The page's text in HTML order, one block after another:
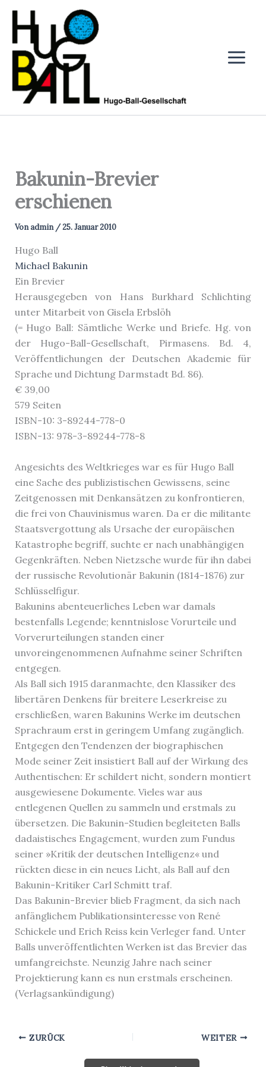
Zum
Inhalt
Bakunin-Brevier
erschienen
Vonadmin /25. Januar 2010
Hugo Ball
Michael Bakunin
Ein Brevier
Herausgegeben von Hans Burkhard Schlichting
unter Mitarbeit von Gisela Erbslöh
(= Hugo Ball: Sämtliche Werke und Briefe. Hg. von
der Hugo-Ball-Gesellschaft, Pirmasens. Bd. 4,
Veröffentlichungen der Deutschen Akademie für
Sprache und Dichtung Darmstadt Bd. 86).
€ 39,00
579 Seiten
ISBN-10: 3-89244-778-0
ISBN-13: 978-3-89244-778-8
Angesichts des Weltkrieges war es für Hugo Ball
eine Sache des publizistischen Gewissens, seine
Zeitgenossen mit Denkansätzen zu konfrontieren,
die frei von Chauvinismus waren. Da er die militante
Staatsvergottung als Ursache der europäischen
Katastrophe begriff, suchte er nach unabhängigen
Gegenkräften. Neben Nietzsche wurde für ihn dabei
der russische Revolutionär Bakunin (1814-1876) zur
Schlüsselfigur.
Bakunins abenteuerliches Leben war damals
bestenfalls Legende; kenntnislose Vorurteile und
Vorverurteilungen standen einer
unvoreingenommenen Aufnahme seiner Schriften
entgegen.
Als Ball sich 1915 daranmachte, den Klassiker des
libertären Denkens für breitere Leserkreise zu
erschließen, waren Bakunins Werke im deutschen
Sprachraum erst in geringem Umfang zugänglich.
Entgegen den Tendenzen der biographischen
Mode seiner Zeit insistiert Ball auf der Wirkung des
Authentischen: Er schildert nicht, sondern montiert
ausgewiesene Dokumente. Vieles war aus
entlegenen Quellen zu sammeln und erstmals zu
übersetzen. Die Bakunin-Studien begleiteten Balls
dadaistisches Engagement, wurden zum Fundus
seiner »Kritik der deutschen Intelligenz« und
rückten diese in ein neues Licht, als Ball auf den
Bakunin-Kritiker Carl Schmitt traf.
Das Bakunin-Brevier blieb Fragment, da sich nach
anfänglichem Publikationsinteresse von René
Schickele und Erich Reiss kein Verleger fand. Unter
Balls unveröffentlichten Werken ist das Brevier das
umfangreichste. Neunzig Jahre nach seiner
Projektierung kann es nun erstmals erscheinen.
(Verlagsankündigung)
ZURÜCK WEITER